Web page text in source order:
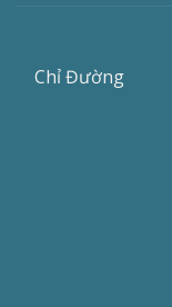
Chỉ Đường